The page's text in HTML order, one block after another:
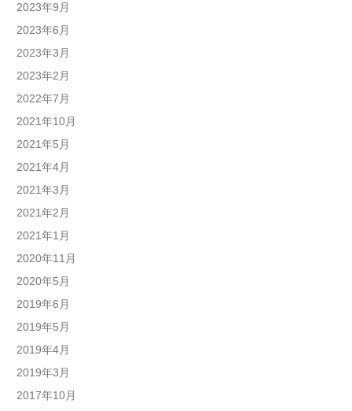
2023年9月
2023年6月
2023年3月
2023年2月
2022年7月
2021年10月
2021年5月
2021年4月
2021年3月
2021年2月
2021年1月
2020年11月
2020年5月
2019年6月
2019年5月
2019年4月
2019年3月
2017年10月